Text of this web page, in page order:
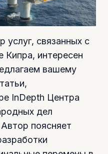
услуг, связанных с
Кипра, интересен
вашему
InDepth Центра
дел
поясняет